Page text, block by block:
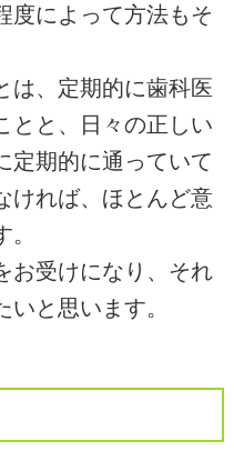
度によって方法もそ
は、定期的に歯科医
とと、日々の正しい
定期的に通っていて
ければ、ほとんど意
お受けになり、それ
と思います。